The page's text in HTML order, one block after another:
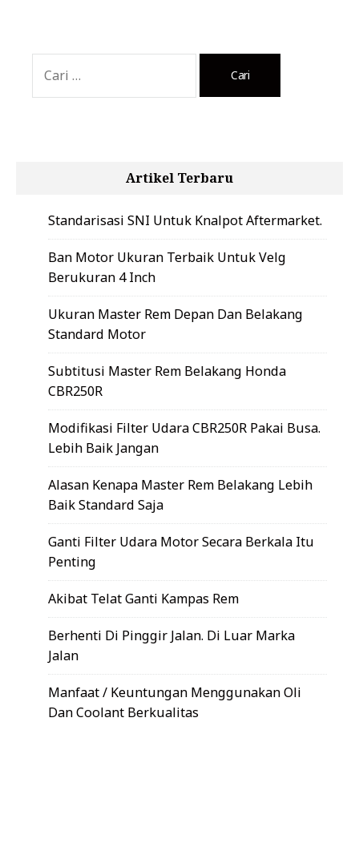
untuk:
Artikel Terbaru
Standarisasi SNI Untuk Knalpot Aftermarket.
Ban Motor Ukuran Terbaik Untuk Velg
Berukuran 4 Inch
Ukuran Master Rem Depan Dan Belakang
Standard Motor
Subtitusi Master Rem Belakang Honda
CBR250R
Modifikasi Filter Udara CBR250R Pakai Busa.
Lebih Baik Jangan
Alasan Kenapa Master Rem Belakang Lebih
Baik Standard Saja
Ganti Filter Udara Motor Secara Berkala Itu
Penting
Akibat Telat Ganti Kampas Rem
Berhenti Di Pinggir Jalan. Di Luar Marka
Jalan
Manfaat / Keuntungan Menggunakan Oli
Dan Coolant Berkualitas